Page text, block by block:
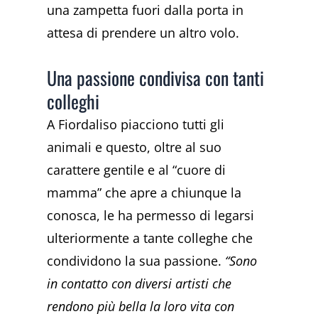
una zampetta fuori dalla porta in
attesa di prendere un altro volo.
Una passione condivisa con tanti
colleghi
A Fiordaliso piacciono tutti gli
animali e questo, oltre al suo
carattere gentile e al “cuore di
mamma” che apre a chiunque la
conosca, le ha permesso di legarsi
ulteriormente a tante colleghe che
condividono la sua passione. “Sono
in contatto con diversi artisti che
rendono più bella la loro vita con